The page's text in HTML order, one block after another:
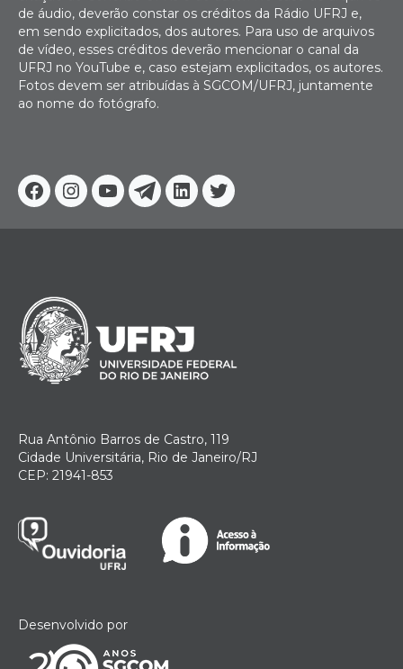
Facebook
Instagram
YoutubeTelegram
Linkedin
Twitter
de áudio, deverão constar os créditos da Rádio UFRJ e,
em sendo explicitados, dos autores. Para uso de arquivos
de vídeo, esses créditos deverão mencionar o canal da
UFRJ no YouTube e, caso estejam explicitados, os autores.
Fotos devem ser atribuídas à SGCOM/UFRJ, juntamente
ao nome do fotógrafo.
Rua Antônio Barros de Castro, 119
Cidade Universitária, Rio de Janeiro/RJ
CEP: 21941-853
Desenvolvido por